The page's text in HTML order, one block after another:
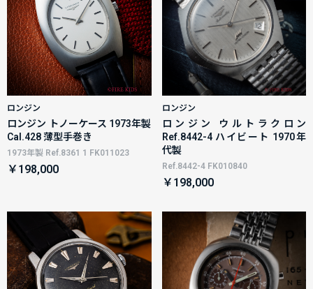
ロンジン
ロンジン トノーケース 1973年製
Cal.428 薄型手巻き
1973年製 Ref.8361 1 FK011023
￥198,000
ロンジン
ロンジン ウルトラクロン
Ref.8442-4 ハイビート 1970年
代製
Ref.8442-4 FK010840
￥198,000